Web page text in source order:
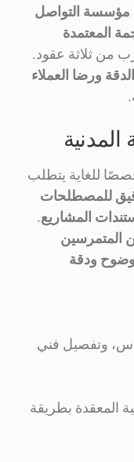
مؤسسة التواصل
المعتمدة
من ثلاثة عقود.
ورضا العملاء
للغاية يتطلب
للمصطلحات
المشاريع.
المتمرسين
ودقة
وتفصيل فني
المعقدة بطريقة